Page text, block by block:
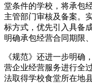
堂条件的学校，将承包
主管部门审核及备案。
标方式，优先引入具备
明确承包经营合同期限
《规范》还进一步明确
营企业经营服务进行全
法取得学校食堂所在地